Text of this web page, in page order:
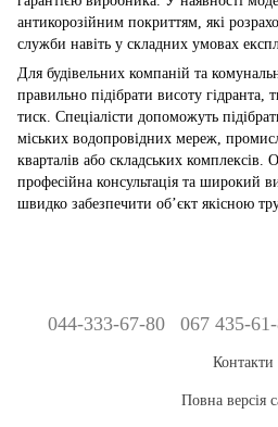
антикорозійним покриттям, які
служби навіть у складних умовах
Для будівельних компаній та
правильно підібрати висоту
тиск. Спеціалісти допоможуть
міських водопровідних мереж,
кварталів або складських комплексів.
професійна консультація та широкий
швидко забезпечити об’єкт якісною
044-333-67-80 067 435-
Контакти
Повна версія